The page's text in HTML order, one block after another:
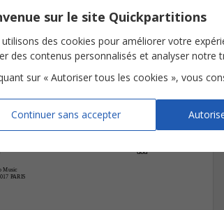
Music
PARIS
tendre
la
peur
du
vide
An
crée
-
dou
         


sur le site Quickpartitions
des cookies pour améliorer votre
des contenus personnalisés et analyser notre
sur « Autoriser tous les cookies », vous
Continuer sans accepter